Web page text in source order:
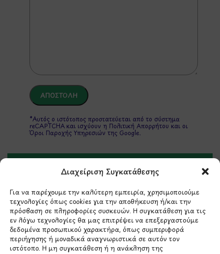
Διαχείριση Συγκατάθεσης
Για να παρέχουμε την καλύτερη εμπειρία, χρησιμοποιούμε
τεχνολογίες όπως cookies για την αποθήκευση ή/και την
πρόσβαση σε πληροφορίες συσκευών. Η συγκατάθεση για τις
εν λόγω τεχνολογίες θα μας επιτρέψει να επεξεργαστούμε
δεδομένα προσωπικού χαρακτήρα, όπως συμπεριφορά
περιήγησης ή μοναδικά αναγνωριστικά σε αυτόν τον
ιστότοπο. Η μη συγκατάθεση ή η ανάκληση της
*Αυτός ο ιστότοπος προστατεύεται από το σύστημα
reCAPTCHA και ισχύουν η Πολιτική Απορρήτου και οι
Όροι Παροχής Υπηρεσιώντης Google.
ΣΤΟΙΧΕΙΑ ΕΠΙΚΟΙΝΩΝΙΑΣ
Holargos Center (Ισόγειο)
Λ.Περικλέους 56,
Χολαργός 15561